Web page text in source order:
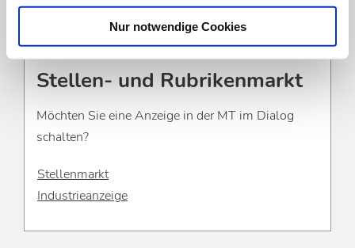
Nur notwendige Cookies
Stellen- und Rubrikenmarkt
Möchten Sie eine Anzeige in der MT im Dialog
schalten?
Stellenmarkt
Industrieanzeige